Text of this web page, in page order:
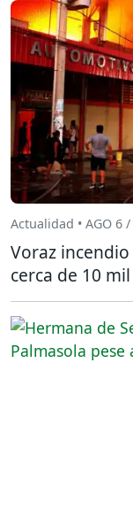
Actualidad • AGO 6
Voraz
cerca de 10